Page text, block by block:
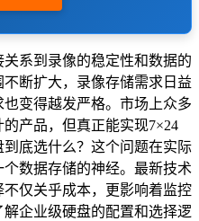
系到录像的稳定性和数据的
断扩大，录像存储需求日益
也变得越发严格。市场上众多
产品，但真正能实现7×24
到底选什么？这个问题在实际
数据存储的神经。最新技术
仅关乎成本，更影响着监控
企业级硬盘的配置和选择逻